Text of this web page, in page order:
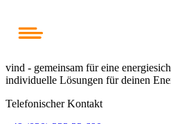
vind - gemeinsam für eine
individuelle Lösungen für deinen
Telefonischer Kontakt